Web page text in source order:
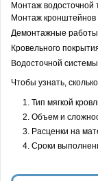
Монтаж водосточной
Монтаж
Демонтажные работы
Кровельного
Водосточной
Чтобы узнать,
Тип мягкой
Объем и
Расценки на
Сроки